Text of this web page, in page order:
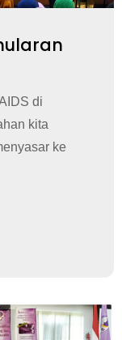
di
kita
ke